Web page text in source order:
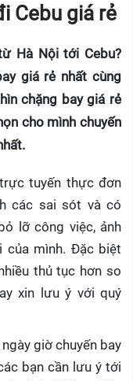
Cebu giá rẻ
Hà Nội tới Cebu?
giá rẻ nhất cùng
chặng bay giá rẻ
cho mình chuyến
trực tuyến thực đơn
các sai sót và có
lỡ công việc, ảnh
của mình. Đặc biệt
thủ tục hơn so
xin lưu ý với quý
giờ chuyến bay
bạn cần lưu ý tới